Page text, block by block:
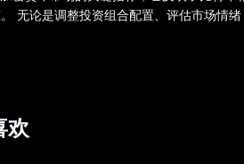
无论是调整投资组合配置、评估市场情
欢